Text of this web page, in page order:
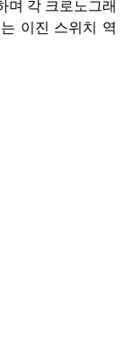
며 각 크로노그래
이진 스위치 역